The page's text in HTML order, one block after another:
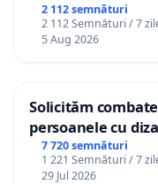
2 112 semnături
2 112 Semnături / 7
5 Aug 2026
Solicităm
persoanele cu
7 720 semnături
1 221 Semnături / 7
29 Jul 2026